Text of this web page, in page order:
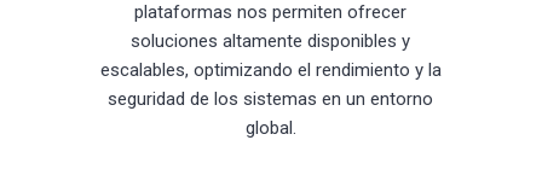
plataformas nos permiten ofrecer
soluciones altamente disponibles y
escalables, optimizando el rendimiento y la
seguridad de los sistemas en un entorno
global.